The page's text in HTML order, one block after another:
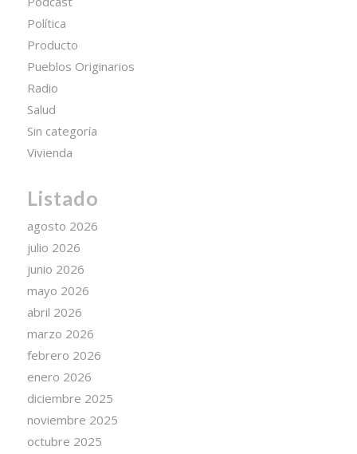
Política
Producto
Pueblos Originarios
Radio
Salud
Sin categoría
Vivienda
Listado
agosto 2026
julio 2026
junio 2026
mayo 2026
abril 2026
marzo 2026
febrero 2026
enero 2026
diciembre 2025
noviembre 2025
octubre 2025